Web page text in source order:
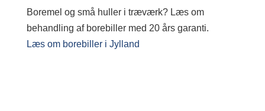
Boremel og små huller i træværk? Læs om
behandling af borebiller med 20 års garanti.
Læs om borebiller i Jylland